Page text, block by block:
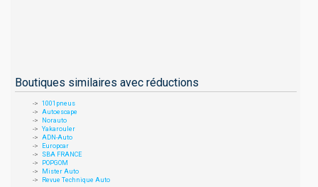
Boutiques similaires avec réductions
1001pneus
Autoescape
Norauto
Yakarouler
ADN-Auto
Europcar
SBA FRANCE
POPGOM
Mister Auto
Revue Technique Auto